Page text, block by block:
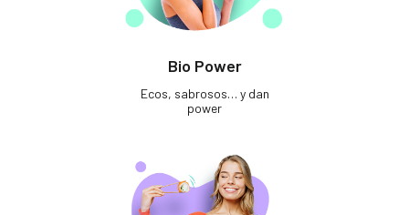
Bio Power
Ecos, sabrosos… y dan
power